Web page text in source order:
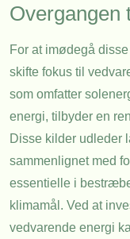
Overgangen
For at imødegå
skifte fokus til
som omfatter
energi, tilbyder en
Disse kilder udleder
sammenlignet med
essentielle i
klimamål. Ved at
vedvarende energi